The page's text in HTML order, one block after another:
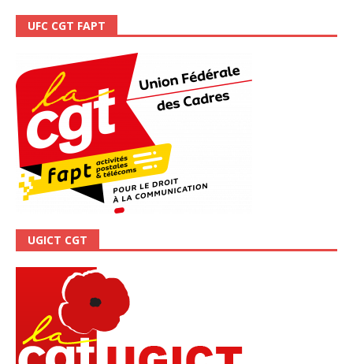
UFC CGT FAPT
UGICT CGT